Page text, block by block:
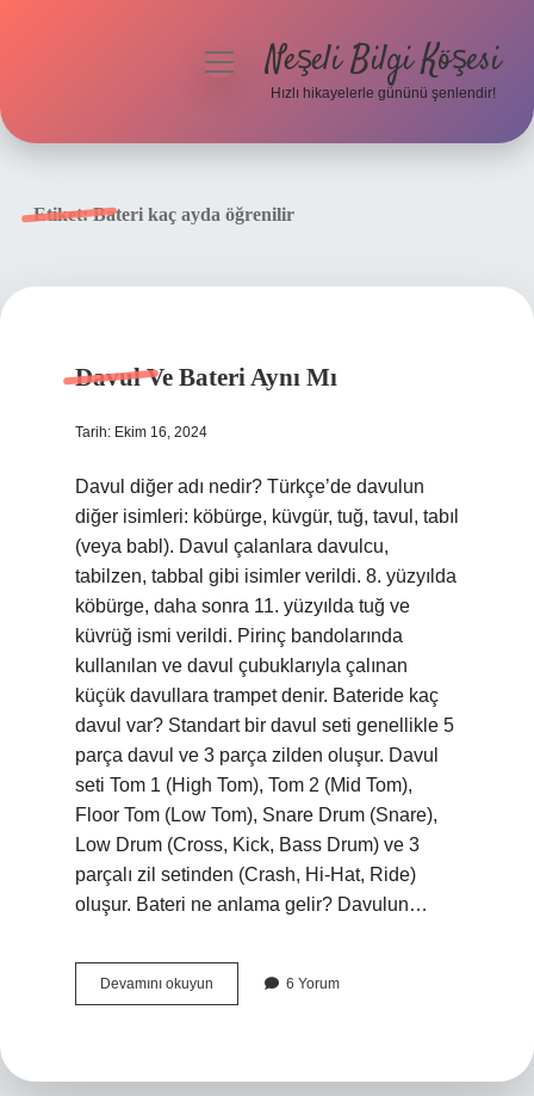
menüyüNeşeli Bilgi Köşesi
Hızlı hikayelerle gününü şenlendir!
Etiket:Bateri kaç ayda öğrenilir
Davul Ve Bateri Aynı Mı
Tarih: Ekim 16, 2024
Davul diğer adı nedir? Türkçe’de davulun
diğer isimleri: köbürge, küvgür, tuğ, tavul, tabıl
(veya babl). Davul çalanlara davulcu,
tabilzen, tabbal gibi isimler verildi. 8. yüzyılda
köbürge, daha sonra 11. yüzyılda tuğ ve
küvrüğ ismi verildi. Pirinç bandolarında
kullanılan ve davul çubuklarıyla çalınan
küçük davullara trampet denir. Bateride kaç
davul var? Standart bir davul seti genellikle 5
parça davul ve 3 parça zilden oluşur. Davul
seti Tom 1 (High Tom), Tom 2 (Mid Tom),
Floor Tom (Low Tom), Snare Drum (Snare),
Low Drum (Cross, Kick, Bass Drum) ve 3
parçalı zil setinden (Crash, Hi-Hat, Ride)
oluşur. Bateri ne anlama gelir? Davulun…
Devamını okuyun
Ve
6 Yorum